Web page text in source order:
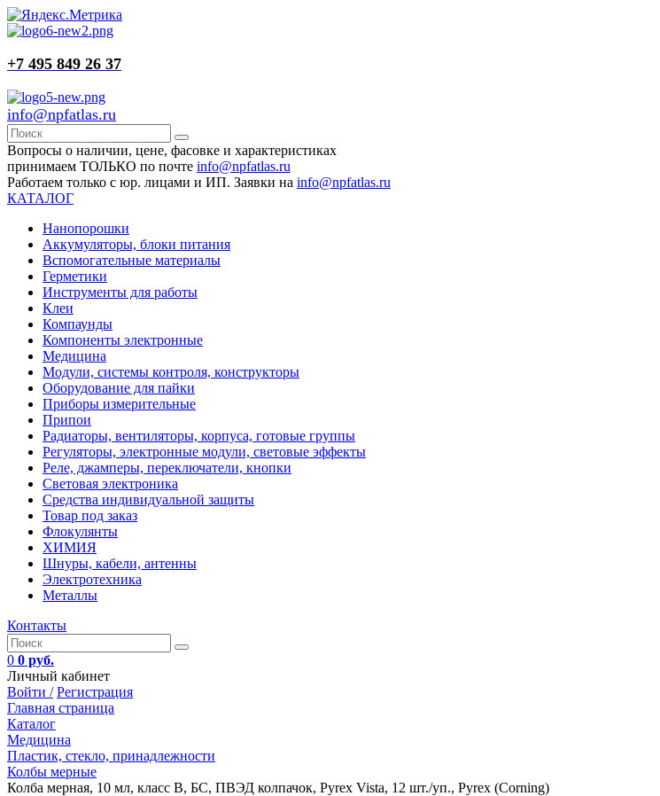
+7 495 849 26 37
info@npfatlas.ru
Вопросы о наличии, цене, фасовке и характеристиках
принимаем ТОЛЬКО по почте info@npfatlas.ru
Работаем только с юр. лицами и ИП. Заявки на info@npfatlas.ru
КАТАЛОГ
Нанопорошки
Аккумуляторы, блоки питания
Вспомогательные материалы
Герметики
Инструменты для работы
Клеи
Компаунды
Компоненты электронные
Медицина
Модули, системы контроля, конструкторы
Оборудование для пайки
Приборы измерительные
Припои
Радиаторы, вентиляторы, корпуса, готовые группы
Регуляторы, электронные модули, световые эффекты
Реле, джамперы, переключатели, кнопки
Световая электроника
Средства индивидуальной защиты
Товар под заказ
Флокулянты
ХИМИЯ
Шнуры, кабели, антенны
Электротехника
Металлы
Контакты
0 0 руб.
Личный кабинет
Войти / Регистрация
Главная страница
Каталог
Медицина
Пластик, стекло, принадлежности
Колбы мерные
Колба мерная, 10 мл, класс В, БС, ПВЭД колпачок, Pyrex Vista, 12 шт./уп., Pyrex (Corning)